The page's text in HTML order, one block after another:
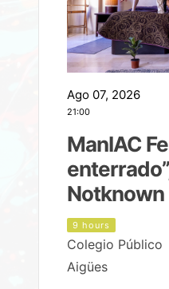
Ago 07, 2026
21:00
ManIAC
Notknown
9 hours
Colegio Público
Aigües